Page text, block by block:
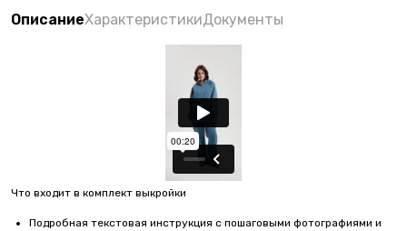
ОписаниеХарактеристикиДокументы
Что входит в комплект выкройки
Подробная текстовая инструкция с пошаговыми фотографиями и